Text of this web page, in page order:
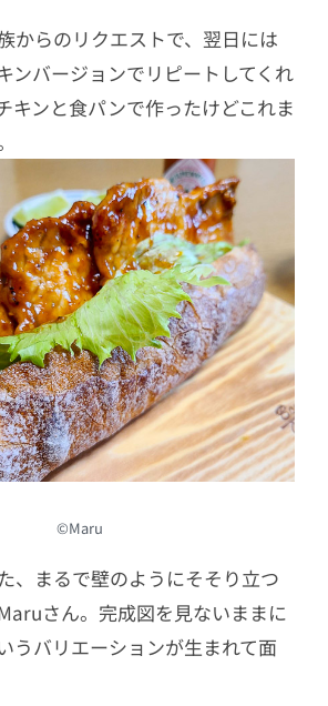
からのリクエストで、翌日には
ンバージョンでリピートしてくれ
キンと食パンで作ったけどこれま
©Maru
、まるで壁のようにそそり立つ
さん。完成図を見ないままに
うバリエーションが生まれて面